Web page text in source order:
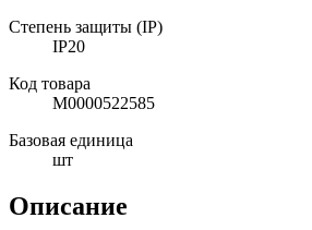
Степень защиты (IP)
IP20
Код товара
М0000522585
Базовая единица
шт
Описание